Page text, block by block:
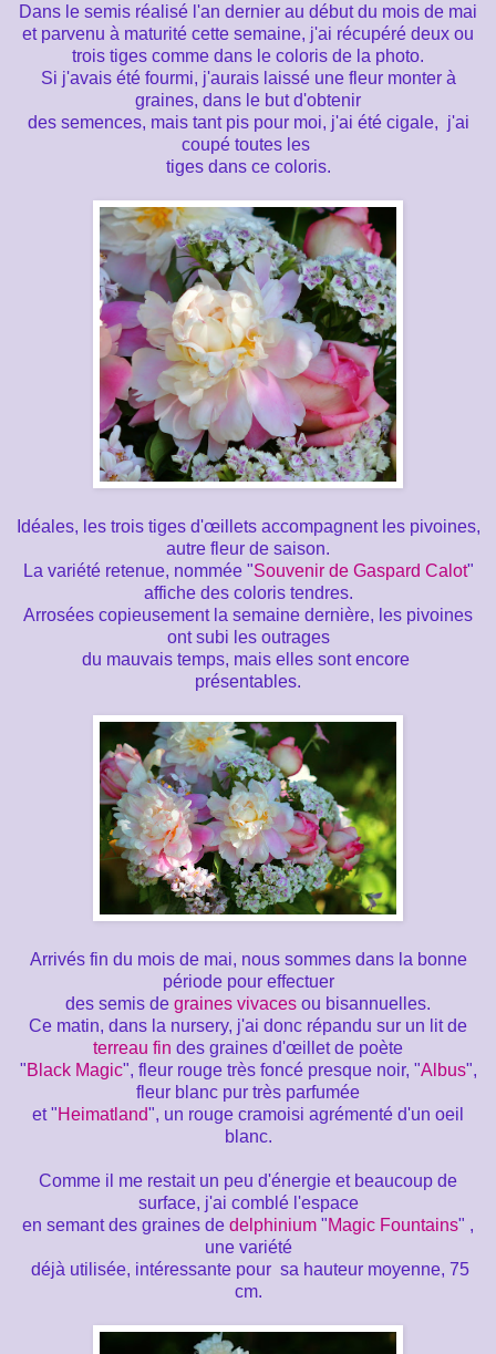
Dans le semis réalisé l'an dernier au début du mois de mai
et parvenu à maturité cette semaine, j'ai récupéré deux ou
trois tiges comme dans le coloris de la photo.
Si j'avais été fourmi, j'aurais laissé une fleur monter à
graines, dans le but d'obtenir
des semences, mais tant pis pour moi, j'ai été cigale, j'ai
coupé toutes les
tiges dans ce coloris.
Idéales, les trois tiges d'œillets accompagnent les pivoines,
autre fleur de saison.
La variété retenue, nommée "Souvenir de Gaspard Calot"
affiche des coloris tendres.
Arrosées copieusement la semaine dernière, les pivoines
ont subi les outrages
du mauvais temps, mais elles sont encore
présentables.
Arrivés fin du mois de mai, nous sommes dans la bonne
période pour effectuer
des semis de graines vivaces ou bisannuelles.
Ce matin, dans la nursery, j'ai donc répandu sur un lit de
terreau fin des graines d'œillet de poète
"Black Magic", fleur rouge très foncé presque noir, "Albus",
fleur blanc pur très parfumée
et "Heimatland", un rouge cramoisi agrémenté d'un oeil
blanc.
Comme il me restait un peu d'énergie et beaucoup de
surface, j'ai comblé l'espace
en semant des graines de delphinium "Magic Fountains" ,
une variété
déjà utilisée, intéressante pour sa hauteur moyenne, 75
cm.